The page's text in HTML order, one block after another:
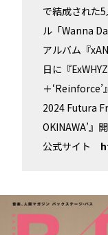
で結成された
ル「Wanna
アルバム『
日に『
＋‘Reinforce’
2024 Futura
OKINAWA’』
公式サイト